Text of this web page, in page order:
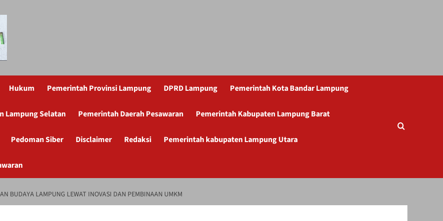
Hukum Pemerintah Provinsi Lampung DPRD Lampung Pemerintah Kota Bandar Lampung
Lampung Selatan Pemerintah Daerah Pesawaran Pemerintah Kabupaten Lampung Barat
Pedoman Siber Disclaimer Redaksi Pemerintah kabupaten Lampung Utara
BUDAYA LAMPUNG LEWAT INOVASI DAN PEMBINAAN UMKM